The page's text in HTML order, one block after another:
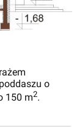
o
150 m2.